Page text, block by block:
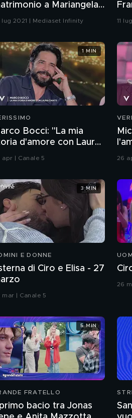
a Mariangela
lug 2021 | Mediaset Infinity 11
Bocci: "La mia
d'amore con Laura
apr | Canale 5
1 MIN
26
E DONNE
di Ciro e Elisa - 27
mar | Canale 5
3 MIN
26
FRATELLO
primo bacio tra Jonas
5 MIN